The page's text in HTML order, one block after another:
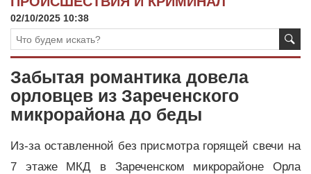
02/10/2025 10:38
Забытая романтика довела
орловцев из Зареченского
микрорайона до беды
Из-за оставленной без присмотра горящей свечи на
7 этаже МКД в Зареченском микрорайоне Орла